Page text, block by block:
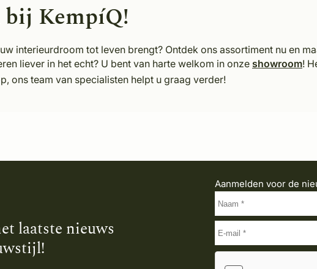
bij KempíQ!
interieurdroom tot leven brengt? Ontdek ons assortiment nu en
liever in het echt? U bent van harte welkom in onze showroom!
ons team van specialisten helpt u graag verder!
laatste nieuws
Aanmelden voor de